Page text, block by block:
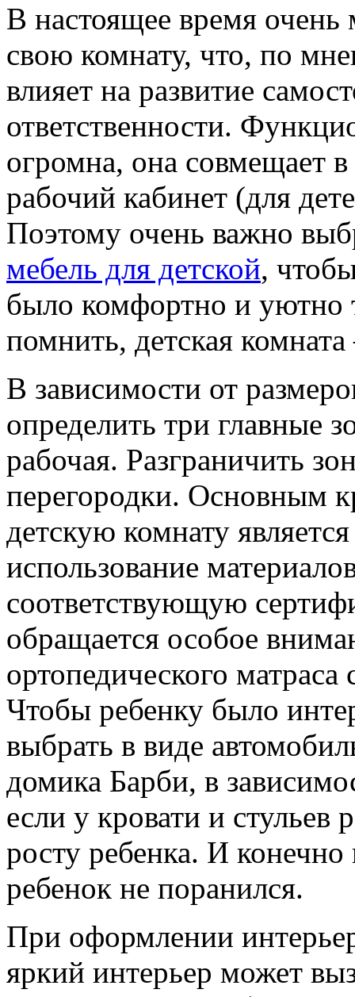
В настоящее время
свою комнату, что, по
влияет на развитие
ответственности.
огромна, она совмещает
рабочий кабинет (для
Поэтому очень важно
мебель для детской,
было комфортно и уютно
помнить, детская
В зависимости от
определить три главные
рабочая. Разграничить
перегородки. Основным
детскую комнату
использование
соответствующую
обращается особое
ортопедического
Чтобы ребенку было
выбрать в виде
домика Барби, в
если у кровати и стульев
росту ребенка. И
ребенок не поранился.
При оформлении
яркий интерьер может